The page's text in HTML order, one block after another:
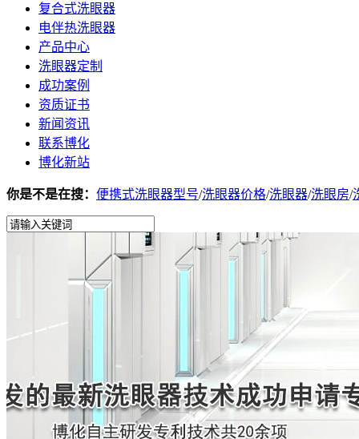
复合式洗眼器
电伴热洗眼器
产品中心
洗眼器定制
成功案例
资质证书
新闻资讯
联系博化
博化新站
你是不是在搜： 便携式洗眼器型号/洗眼器价格/洗眼器/洗眼房/